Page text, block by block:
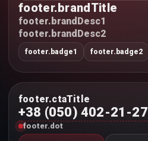
footer.brandTitle
footer.brandDesc1
footer.brandDesc2
footer.badge1 footer.badge2
footer.ctaTitle
+38 (050) 402-21-27
footer.dot